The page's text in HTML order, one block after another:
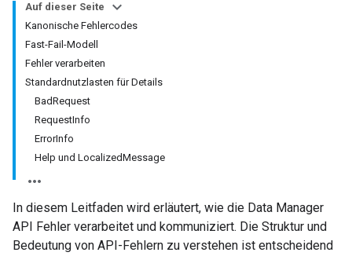
Auf dieser Seite
Kanonische Fehlercodes
Fast-Fail-Modell
Fehler verarbeiten
Standardnutzlasten für Details
BadRequest
RequestInfo
ErrorInfo
Help und LocalizedMessage
In diesem Leitfaden wird erläutert, wie die Data Manager
API Fehler verarbeitet und kommuniziert. Die Struktur und
Bedeutung von API-Fehlern zu verstehen ist entscheidend